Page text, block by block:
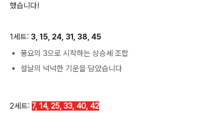
했습니다!
1세트: 3, 15, 24, 31, 38, 45
풍요의 3으로 시작하는 상승세 조합
설날의 넉넉한 기운을 담았습니다
2세트: 7, 14, 25, 33, 40, 42